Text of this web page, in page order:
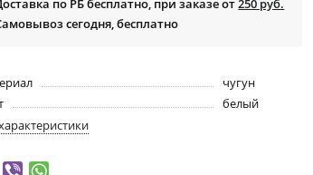
по РБ бесплатно, при заказе от250 руб.
сегодня, бесплатно
чугун
белый